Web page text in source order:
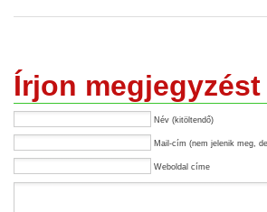
Írjon megjegyzést
Név (kitöltendő)
Mail-cím (nem jelenik meg,
Weboldal címe